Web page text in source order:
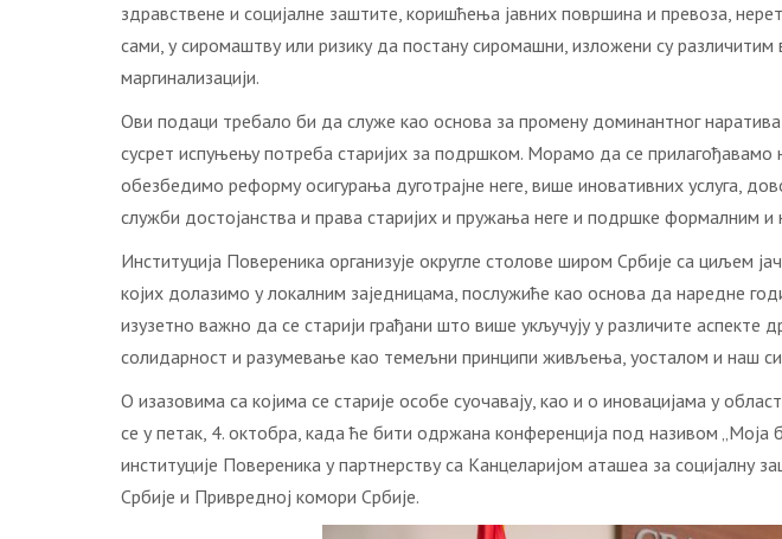
здравствене и социјалне заштите, коришћења јавних површина и превоза,
сами, у сиромаштву или ризику да постану сиромашни, изложени су
маргинализацији.
Ови подаци требало би да служе као основа за промену доминантног
сусрет испуњењу потреба старијих за подршком. Морамо да се
обезбедимо реформу осигурања дуготрајне неге, више иновативних услуга,
служби достојанства и права старијих и пружања неге и подршке формалним
Институција Повереника организује округле столове широм Србије са циљем
којих долазимо у локалним заједницама, послужиће као основа да наредне
изузетно важно да се старији грађани што више укључују у различите аспекте
солидарност и разумевање као темељни принципи живљења, уосталом и наш
О изазовима са којима се старије особе суочавају, као и о иновацијама у
се у петак, 4. октобра, када ће бити одржана конференција под називом „Моја
институције Повереника у партнерству са Канцеларијом аташеа за
Србије и Привредној комори Србије.